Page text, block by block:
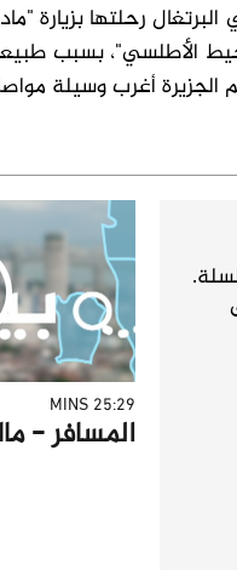
رحلتها بزيارة
الأطلسي"، بسبب
الجزيرة أغرب وسيلة
25:29 MINS
المسافر -